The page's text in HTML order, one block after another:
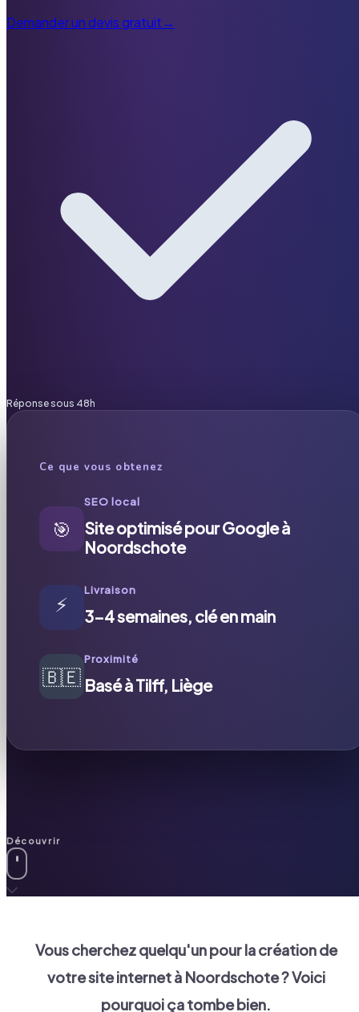
Demander un devis gratuit→
Réponse sous 48h
Ce que vous obtenez
🎯
SEO local
Site optimisé pour Google à
Noordschote
⚡
Livraison
3-4 semaines, clé en main
🇧🇪
Proximité
Basé à Tilff, Liège
Découvrir
Vous cherchez quelqu'un pour la création de
votre site internet à Noordschote? Voici
pourquoi ça tombe bien.